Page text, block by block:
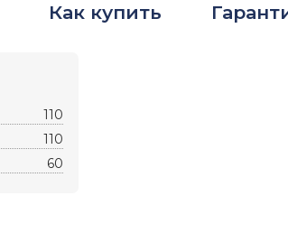
Как купить
110
110
60